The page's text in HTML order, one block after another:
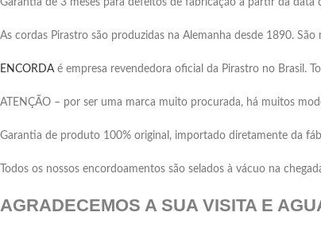
Garantia de 3 meses para defeitos de fabricação a partir da data
As cordas Pirastro são produzidas na Alemanha desde 1890.
ENCORDAé empresa revendedora oficial da Pirastro no Brasil.
ATENÇÃO – por ser uma marca muito procurada, há muitos
Garantia de produto 100% original, importado diretamente da
Todos os nossos encordoamentos são selados à vácuo na
AGRADECEMOS A SUA VISITA E